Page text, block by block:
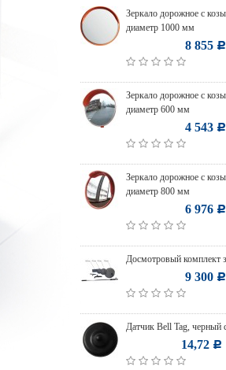
Зеркало дорожное с
диаметр 1000 мм
8 855 Р
Зеркало дорожное с
диаметр 600 мм
4 543 Р
Зеркало дорожное с
диаметр 800 мм
6 976 Р
Досмотровый
9 300 Р
Датчик Bell Tag, черный
14,72 Р